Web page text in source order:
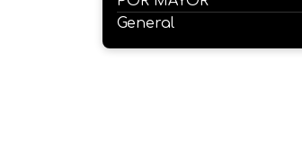
General